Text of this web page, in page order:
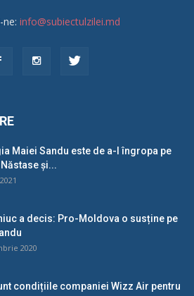
info@subiectulzilei.md
Maiei Sandu este de a-l îngropa pe
și...
a decis: Pro-Moldova o susține pe
2020
condițiile companiei Wizz Air pentru